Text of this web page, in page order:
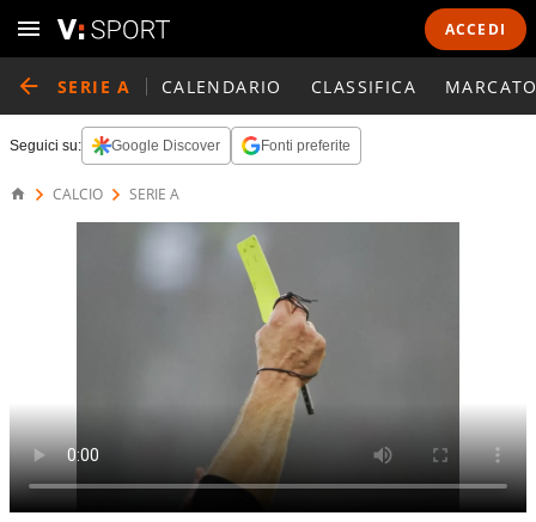
ACCEDI
SERIE A CALENDARIO CLASSIFICA
Seguici su: Google Discover Fonti preferite
CALCIO SERIE A